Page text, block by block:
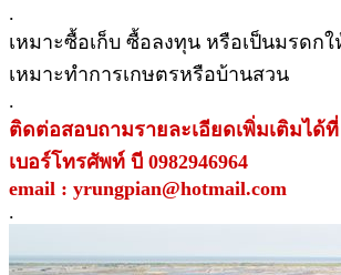
.
เหมาะซื้อเก็บ ซื้อลงทุน หรือเป็นมรดก
เหมาะทำการเกษตรหรือบ้านสวน
.
ติดต่อสอบถามรายละเอียดเพิ่มเติมได้ที่
เบอร์โทรศัพท์ บี 0982946964
email : yrungpian@hotmail.com
.